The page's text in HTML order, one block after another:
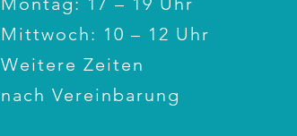
Mittwoch: 10 – 12 Uhr
Weitere Zeiten
nach Vereinbarung